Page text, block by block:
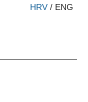
HRV / ENG